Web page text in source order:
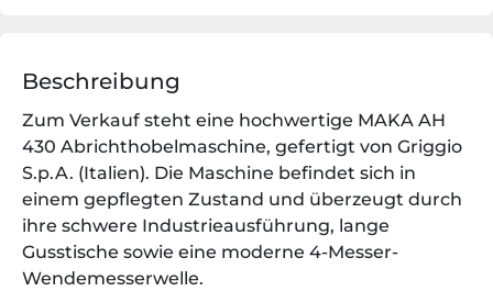
Beschreibung
Zum Verkauf steht eine hochwertige MAKA AH
430 Abrichthobelmaschine, gefertigt von Griggio
S.p.A. (Italien). Die Maschine befindet sich in
einem gepflegten Zustand und überzeugt durch
ihre schwere Industrieausführung, lange
Gusstische sowie eine moderne 4-Messer-
Wendemesserwelle.